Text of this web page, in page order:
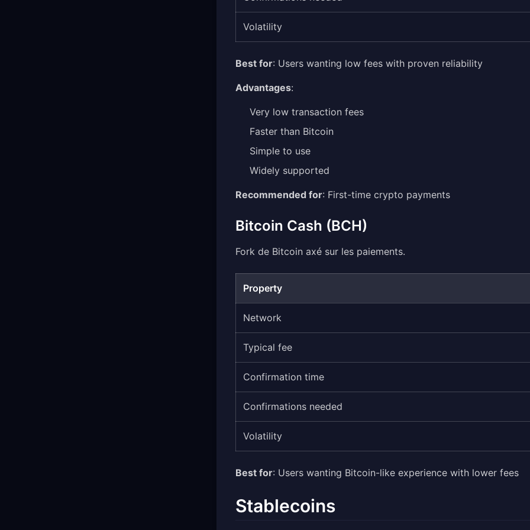
Volatility
Best for: Users wanting low fees with proven reliability
Advantages:
Very low transaction fees
Faster than Bitcoin
Simple to use
Widely supported
Recommended for: First-time crypto payments
Bitcoin Cash (BCH)
Fork de Bitcoin axé sur les paiements.
Property
Network
Typical fee
Confirmation time
Confirmations needed
Volatility
Best for: Users wanting Bitcoin-like experience with lower fees
Stablecoins